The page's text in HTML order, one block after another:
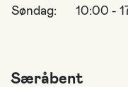
Søndag:
10:00 -
Særåbent